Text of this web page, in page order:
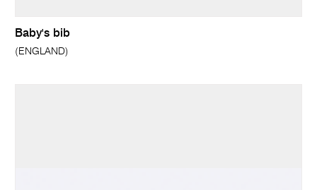
Baby's bib
(ENGLAND)